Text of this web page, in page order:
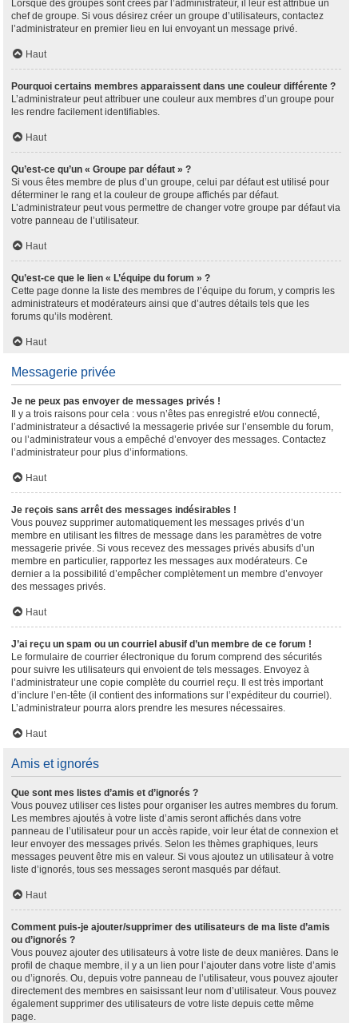
Lorsque des groupes sont créés par l’administrateur, il leur est attribué un
chef de groupe. Si vous désirez créer un groupe d’utilisateurs, contactez
l’administrateur en premier lieu en lui envoyant un message privé.
Haut
Pourquoi certains membres apparaissent dans une couleur différente ?
L’administrateur peut attribuer une couleur aux membres d’un groupe pour
les rendre facilement identifiables.
Haut
Qu’est-ce qu’un « Groupe par défaut » ?
Si vous êtes membre de plus d’un groupe, celui par défaut est utilisé pour
déterminer le rang et la couleur de groupe affichés par défaut.
L’administrateur peut vous permettre de changer votre groupe par défaut via
votre panneau de l’utilisateur.
Haut
Qu’est-ce que le lien « L’équipe du forum » ?
Cette page donne la liste des membres de l’équipe du forum, y compris les
administrateurs et modérateurs ainsi que d’autres détails tels que les
forums qu’ils modèrent.
Haut
Messagerie privée
Je ne peux pas envoyer de messages privés !
Il y a trois raisons pour cela : vous n’êtes pas enregistré et/ou connecté,
l’administrateur a désactivé la messagerie privée sur l’ensemble du forum,
ou l’administrateur vous a empêché d’envoyer des messages. Contactez
l’administrateur pour plus d’informations.
Haut
Je reçois sans arrêt des messages indésirables !
Vous pouvez supprimer automatiquement les messages privés d’un
membre en utilisant les filtres de message dans les paramètres de votre
messagerie privée. Si vous recevez des messages privés abusifs d’un
membre en particulier, rapportez les messages aux modérateurs. Ce
dernier a la possibilité d’empêcher complètement un membre d’envoyer
des messages privés.
Haut
J’ai reçu un spam ou un courriel abusif d’un membre de ce forum !
Le formulaire de courrier électronique du forum comprend des sécurités
pour suivre les utilisateurs qui envoient de tels messages. Envoyez à
l’administrateur une copie complète du courriel reçu. Il est très important
d’inclure l’en-tête (il contient des informations sur l’expéditeur du courriel).
L’administrateur pourra alors prendre les mesures nécessaires.
Haut
Amis et ignorés
Que sont mes listes d’amis et d’ignorés ?
Vous pouvez utiliser ces listes pour organiser les autres membres du forum.
Les membres ajoutés à votre liste d’amis seront affichés dans votre
panneau de l’utilisateur pour un accès rapide, voir leur état de connexion et
leur envoyer des messages privés. Selon les thèmes graphiques, leurs
messages peuvent être mis en valeur. Si vous ajoutez un utilisateur à votre
liste d’ignorés, tous ses messages seront masqués par défaut.
Haut
Comment puis-je ajouter/supprimer des utilisateurs de ma liste d’amis
ou d’ignorés ?
Vous pouvez ajouter des utilisateurs à votre liste de deux manières. Dans le
profil de chaque membre, il y a un lien pour l’ajouter dans votre liste d’amis
ou d’ignorés. Ou, depuis votre panneau de l’utilisateur, vous pouvez ajouter
directement des membres en saisissant leur nom d’utilisateur. Vous pouvez
également supprimer des utilisateurs de votre liste depuis cette même
page.